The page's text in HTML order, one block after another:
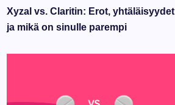
Xyzal vs. Claritin: Erot, yhtäläisyydet
ja mikä on sinulle parempi